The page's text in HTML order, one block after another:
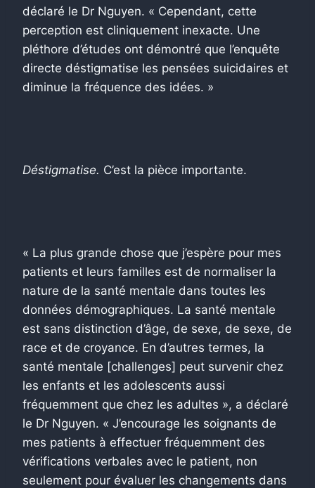
déclaré le Dr Nguyen. « Cependant, cette
perception est cliniquement inexacte. Une
pléthore d’études ont démontré que l’enquête
directe déstigmatise les pensées suicidaires et
diminue la fréquence des idées. »
Déstigmatise. C’est la pièce importante.
« La plus grande chose que j’espère pour mes
patients et leurs familles est de normaliser la
nature de la santé mentale dans toutes les
données démographiques. La santé mentale
est sans distinction d’âge, de sexe, de sexe, de
race et de croyance. En d’autres termes, la
santé mentale [challenges] peut survenir chez
les enfants et les adolescents aussi
fréquemment que chez les adultes », a déclaré
le Dr Nguyen. « J’encourage les soignants de
mes patients à effectuer fréquemment des
vérifications verbales avec le patient, non
seulement pour évaluer les changements dans